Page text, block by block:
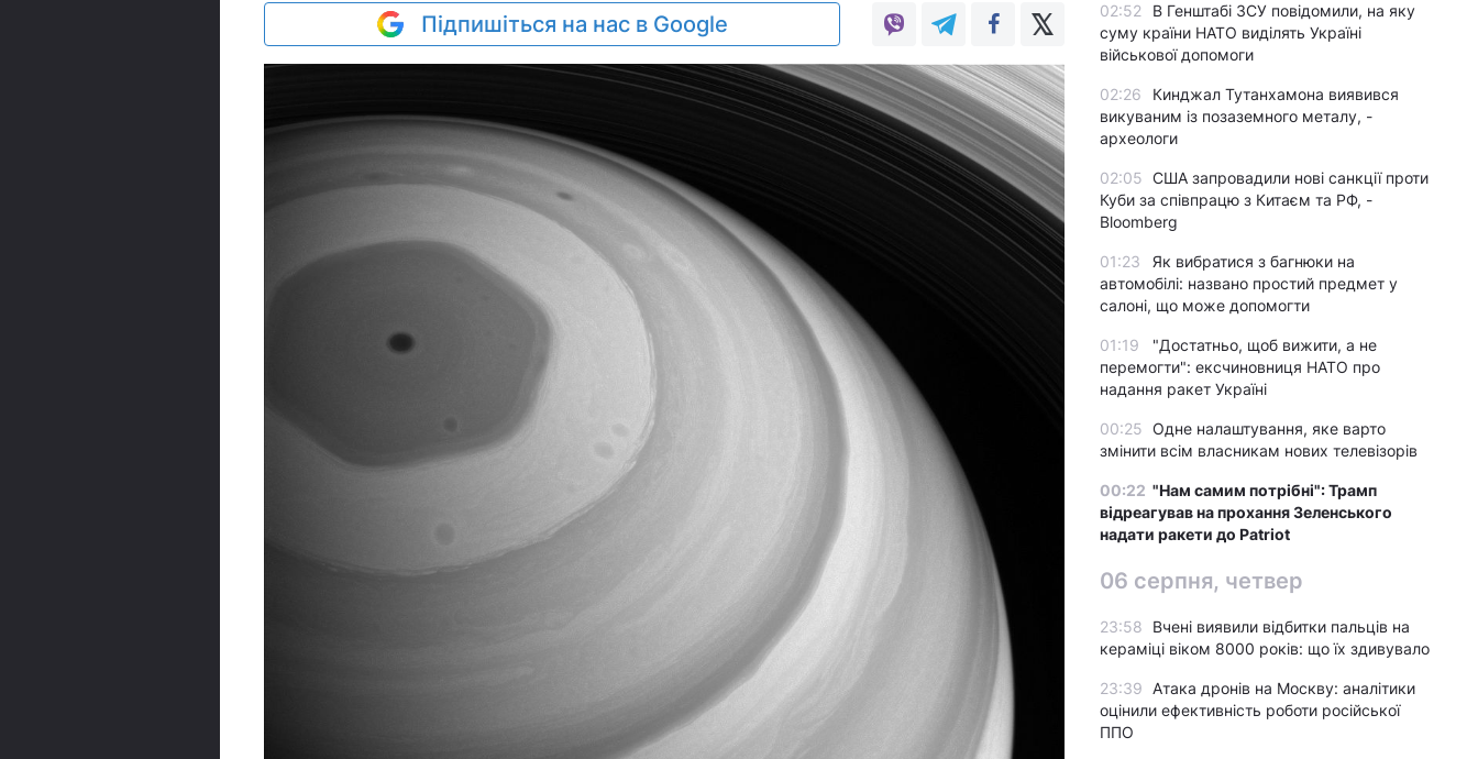
Підпишіться на нас в Google
02:52
В Генштабі ЗСУ повідомили, на яку
суму країни НАТО виділять Україні
військової допомоги
02:26
Кинджал Тутанхамона виявився
викуваним із позаземного металу, -
археологи
02:05 США запровадили нові санкції проти
Куби за співпрацю з Китаєм та РФ, -
Bloomberg
01:23
Як вибратися з багнюки на
автомобілі: названо простий предмет у
салоні, що може допомогти
01:19
"Достатньо, щоб вижити, а не
перемогти": ексчиновниця НАТО про
надання ракет Україні
00:25 Одне налаштування, яке варто
змінити всім власникам нових телевізорів
00:22 "Нам самим потрібні": Трамп
відреагував на прохання Зеленського
надати ракети до Patriot
06 серпня, четвер
23:58
Вчені виявили відбитки пальців на
кераміці віком 8000 років: що їх здивувало
23:39
Атака дронів на Москву: аналітики
оцінили ефективність роботи російської
ППО